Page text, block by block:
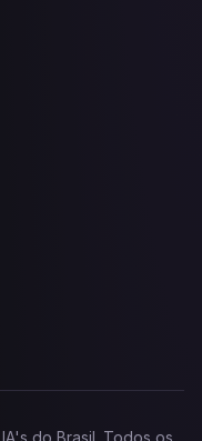
do Brasil . Todos os